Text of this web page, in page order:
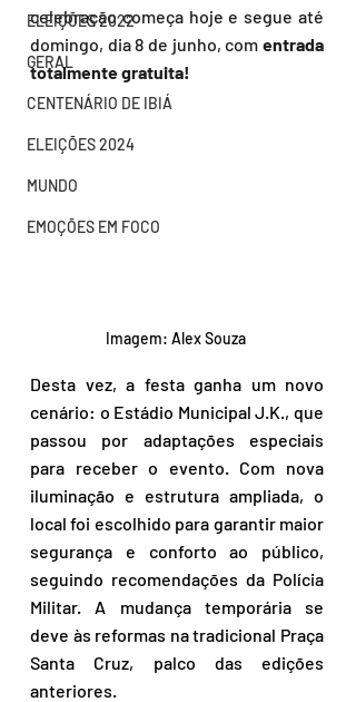
ELEIÇÕES 2022
GERAL
CENTENÁRIO DE IBIÁ
ELEIÇÕES 2024
MUNDO
EMOÇÕES EM FOCO
celebração começa hoje e segue até
domingo, dia 8 de junho, com entrada
totalmente gratuita!
Imagem: Alex Souza
Desta vez, a festa ganha um novo
cenário: o Estádio Municipal J.K., que
passou por adaptações especiais
para receber o evento. Com nova
iluminação e estrutura ampliada, o
local foi escolhido para garantir maior
segurança e conforto ao público,
seguindo recomendações da Polícia
Militar. A mudança temporária se
deve às reformas na tradicional Praça
Santa Cruz, palco das edições
anteriores.